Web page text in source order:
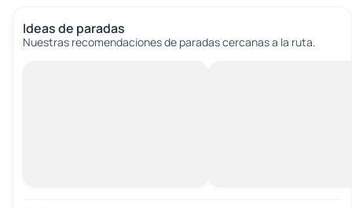
Ideas de paradas
Nuestras recomendaciones de paradas cercanas a la ruta.